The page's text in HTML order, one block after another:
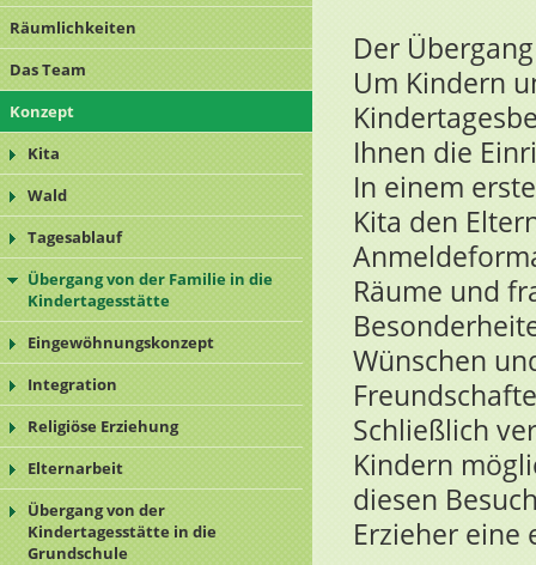
Räumlichkeiten
Das Team
Konzept
Kita
Wald
Tagesablauf
Übergang von der Familie in die
Kindertagesstätte
Eingewöhnungskonzept
Integration
Religiöse Erziehung
Elternarbeit
Übergang von der
Kindertagesstätte in die
Grundschule
Der
Um Kindern
Ihnen die
In einem
Kita den
Räume und
Wünschen
Schließlich
Kindern
diesen
Erzieher eine